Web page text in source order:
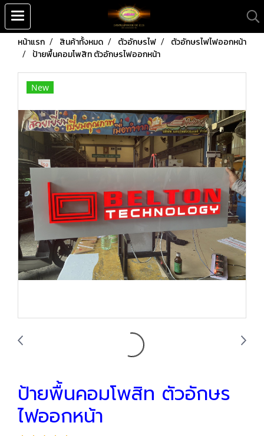
หน้าแรก สินค้าทั้งหมด ตัวอักษรไฟ
ตัวอักษรไฟไฟออกหน้า
ป้ายพื้นคอมโพสิท ตัวอักษรไฟออกหน้า
New
ป้ายพื้นคอมโพสิท ตัวอักษร
ไฟออกหน้า